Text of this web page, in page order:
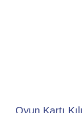
Oyun Kartı